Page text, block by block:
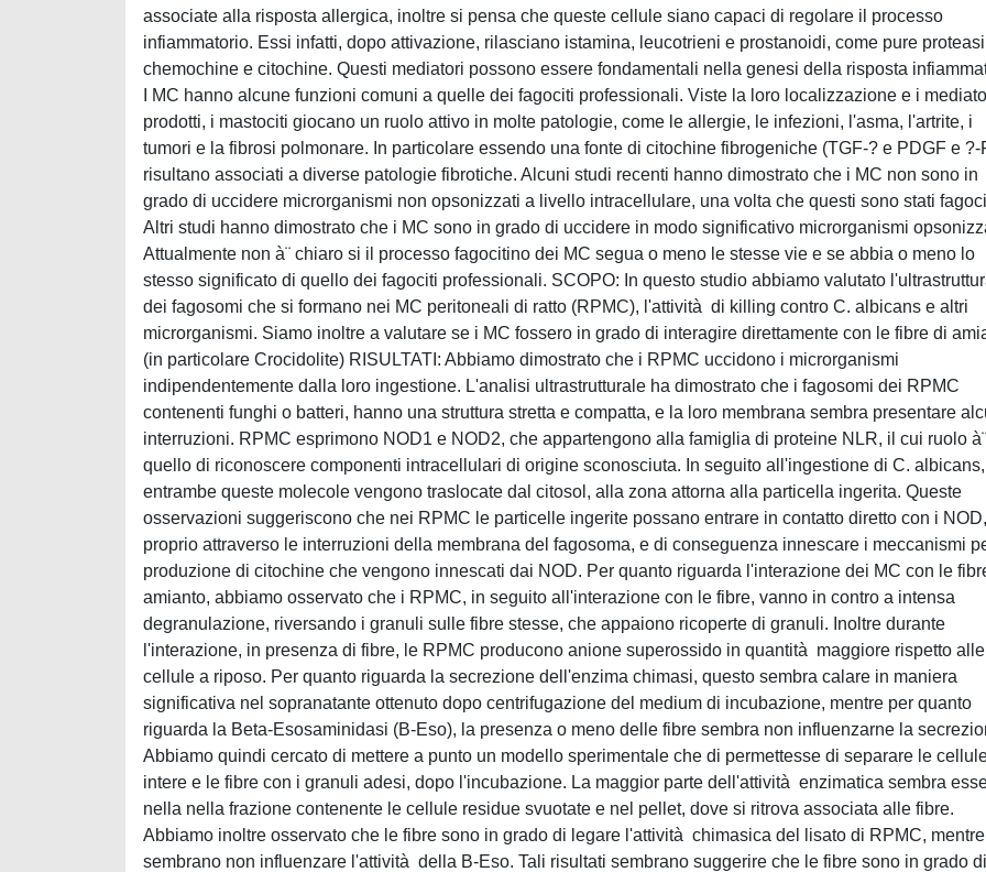
associate alla risposta allergica, inoltre si pensa che queste cellule siano capaci di regolare il processo
infiammatorio. Essi infatti, dopo attivazione, rilasciano istamina, leucotrieni e prostanoidi, come pure
chemochine e citochine. Questi mediatori possono essere fondamentali nella genesi della risposta
I MC hanno alcune funzioni comuni a quelle dei fagociti professionali. Viste la loro localizzazione e i
prodotti, i mastociti giocano un ruolo attivo in molte patologie, come le allergie, le infezioni, l'asma, l'artrite, i
tumori e la fibrosi polmonare. In particolare essendo una fonte di citochine fibrogeniche (TGF-? e PDGF e ?-
risultano associati a diverse patologie fibrotiche. Alcuni studi recenti hanno dimostrato che i MC non sono in
grado di uccidere microrganismi non opsonizzati a livello intracellulare, una volta che questi sono stati
Altri studi hanno dimostrato che i MC sono in grado di uccidere in modo significativo microrganismi
Attualmente non à¨ chiaro si il processo fagocitino dei MC segua o meno le stesse vie e se abbia o meno lo
stesso significato di quello dei fagociti professionali. SCOPO: In questo studio abbiamo valutato
dei fagosomi che si formano nei MC peritoneali di ratto (RPMC), l'attività di killing contro C. albicans e altri
microrganismi. Siamo inoltre a valutare se i MC fossero in grado di interagire direttamente con le fibre di
(in particolare Crocidolite) RISULTATI: Abbiamo dimostrato che i RPMC uccidono i microrganismi
indipendentemente dalla loro ingestione. L'analisi ultrastrutturale ha dimostrato che i fagosomi dei RPMC
contenenti funghi o batteri, hanno una struttura stretta e compatta, e la loro membrana sembra presentare
interruzioni. RPMC esprimono NOD1 e NOD2, che appartengono alla famiglia di proteine NLR, il cui ruolo à¨
quello di riconoscere componenti intracellulari di origine sconosciuta. In seguito all'ingestione di C. albicans,
entrambe queste molecole vengono traslocate dal citosol, alla zona attorna alla particella ingerita. Queste
osservazioni suggeriscono che nei RPMC le particelle ingerite possano entrare in contatto diretto con i NOD,
proprio attraverso le interruzioni della membrana del fagosoma, e di conseguenza innescare i meccanismi
produzione di citochine che vengono innescati dai NOD. Per quanto riguarda l'interazione dei MC con le
amianto, abbiamo osservato che i RPMC, in seguito all'interazione con le fibre, vanno in contro a intensa
degranulazione, riversando i granuli sulle fibre stesse, che appaiono ricoperte di granuli. Inoltre durante
l'interazione, in presenza di fibre, le RPMC producono anione superossido in quantità maggiore rispetto alle
cellule a riposo. Per quanto riguarda la secrezione dell'enzima chimasi, questo sembra calare in maniera
significativa nel sopranatante ottenuto dopo centrifugazione del medium di incubazione, mentre per quanto
riguarda la Beta-Esosaminidasi (B-Eso), la presenza o meno delle fibre sembra non influenzarne la
Abbiamo quindi cercato di mettere a punto un modello sperimentale che di permettesse di separare le
intere e le fibre con i granuli adesi, dopo l'incubazione. La maggior parte dell'attività enzimatica sembra
nella nella frazione contenente le cellule residue svuotate e nel pellet, dove si ritrova associata alle fibre.
Abbiamo inoltre osservato che le fibre sono in grado di legare l'attività chimasica del lisato di RPMC, mentre
sembrano non influenzare l'attività della B-Eso. Tali risultati sembrano suggerire che le fibre sono in grado di